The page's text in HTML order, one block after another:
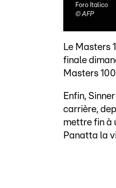
Foro Italico
©AFP
Le Masters
finale
Masters
Enfin,
carrière,
mettre fin à
Panatta la